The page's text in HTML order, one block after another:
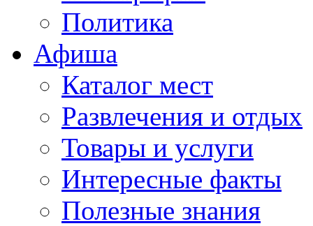
Политика
Афиша
Каталог мест
Развлечения и отдых
Товары и услуги
Интересные факты
Полезные знания